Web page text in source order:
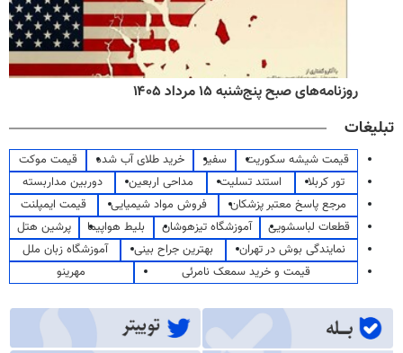
روزنامه‌های صبح پنج‌شنبه ۱۵ مرداد ۱۴۰۵
تبلیغات
قیمت شیشه سکوریت سفیر خرید طلای آب شده
قیمت موکت
تور کربلا
استند تسلیت مداحی اربعین
دوربین مداربسته
مرجع پاسخ معتبر پزشکان
فروش مواد شیمیایی
قیمت ایمپلنت
قطعات لباسشویی
آموزشگاه تیزهوشان بلیط هواپیما
پرشین هتل
نمایندگی بوش در تهران
بهترین جراح بینی
آموزشگاه زبان ملل
قیمت و خرید سمعک نامرئی
مهرینو